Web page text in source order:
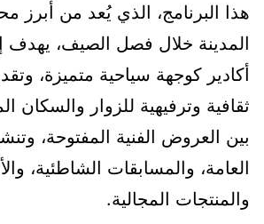
هذا البرنامج، الذي يُعد من أبرز
المدينة خلال فصل الصيف، يهدف
أكادير كوجهة سياحية متميزة،
ثقافية وترفيهية للزوار والسكان
بين العروض الفنية المفتوحة،
العامة، والمسابقات الشاطئية،
والمنتجات المجالية.